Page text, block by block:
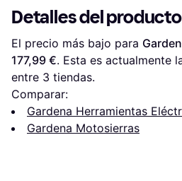
Detalles del producto
El precio más bajo para
177,99 €. Esta es actualmente
entre 3 tiendas.
Comparar:
Gardena Herramientas
Gardena Motosierras